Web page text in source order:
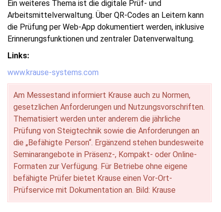
Ein weiteres Thema ist die digitale Prüf- und
Arbeitsmittelverwaltung. Über QR-Codes an Leitern kann
die Prüfung per Web-App dokumentiert werden, inklusive
Erinnerungsfunktionen und zentraler Datenverwaltung.
Links:
www.krause-systems.com
Am Messestand informiert Krause auch zu Normen,
gesetzlichen Anforderungen und Nutzungsvorschriften.
Thematisiert werden unter anderem die jährliche
Prüfung von Steigtechnik sowie die Anforderungen an
die „Befähigte Person“. Ergänzend stehen bundesweite
Seminarangebote in Präsenz-, Kompakt- oder Online-
Formaten zur Verfügung. Für Betriebe ohne eigene
befähigte Prüfer bietet Krause einen Vor-Ort-
Prüfservice mit Dokumentation an. Bild: Krause